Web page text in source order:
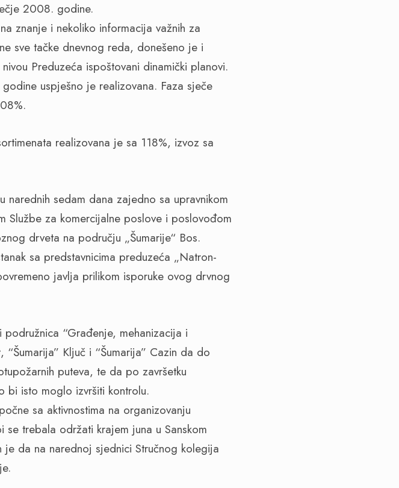
2008. godine.
znanje i nekoliko informacija važnih za
sve tačke dnevnog reda, donešeno je i
Preduzeća ispoštovani dinamički planovi.
uspješno je realizovana. Faza sječe
realizovana je sa 118%, izvoz sa
narednih sedam dana zajedno sa upravnikom
Službe za komercijalne poslove i poslovođom
drveta na području „Šumarije“ Bos.
sa predstavnicima preduzeća „Natron-
javlja prilikom isporuke ovog drvnog
“Građenje, mehanizacija i
“Šumarija” Ključ i “Šumarija” Cazin da do
puteva, te da po završetku
bi isto moglo izvršiti kontrolu.
sa aktivnostima na organizovanju
trebala održati krajem juna u Sanskom
je da na narednoj sjednici Stručnog kolegija